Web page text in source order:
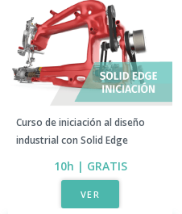
Curso de iniciación al diseño
industrial con Solid Edge​
10h | GRATIS​
VER